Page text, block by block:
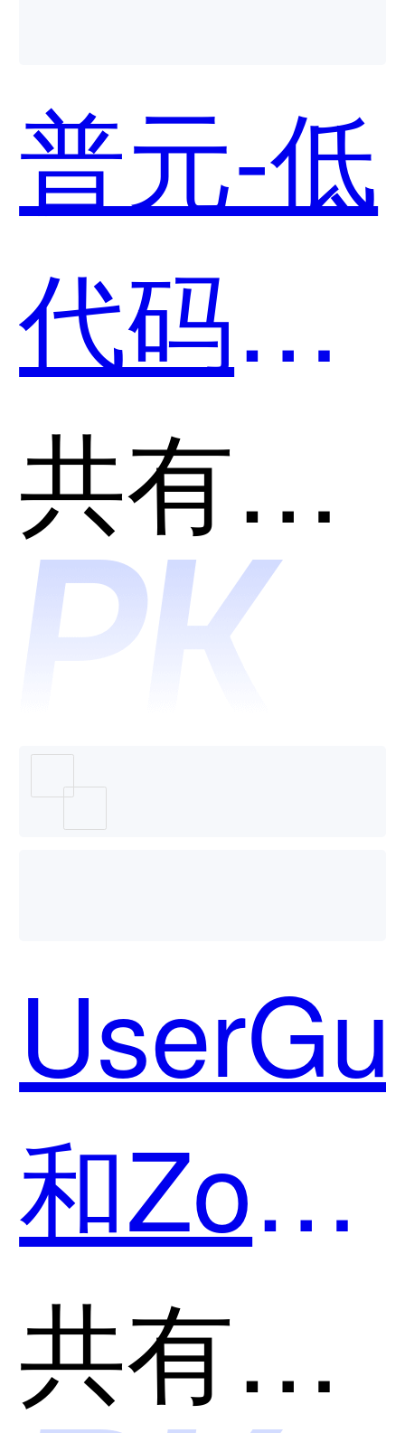
Zoho
Creator
低代码
平台哪
个好
用？
普元-低
代码开
发平台
和Zoho
Creator
低代码
平台哪
个好
共有分类：低代码开发平台
和Zoho
Creator
共有分类：低代码开发平台